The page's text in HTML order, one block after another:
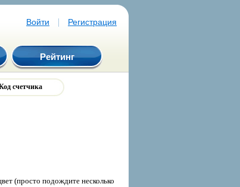
Войти | Регистрация
Рейтинг
счетчика
(просто подождите несколько